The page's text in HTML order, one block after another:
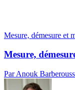
Mesure, démesure et
Mesure,
Par Anouk